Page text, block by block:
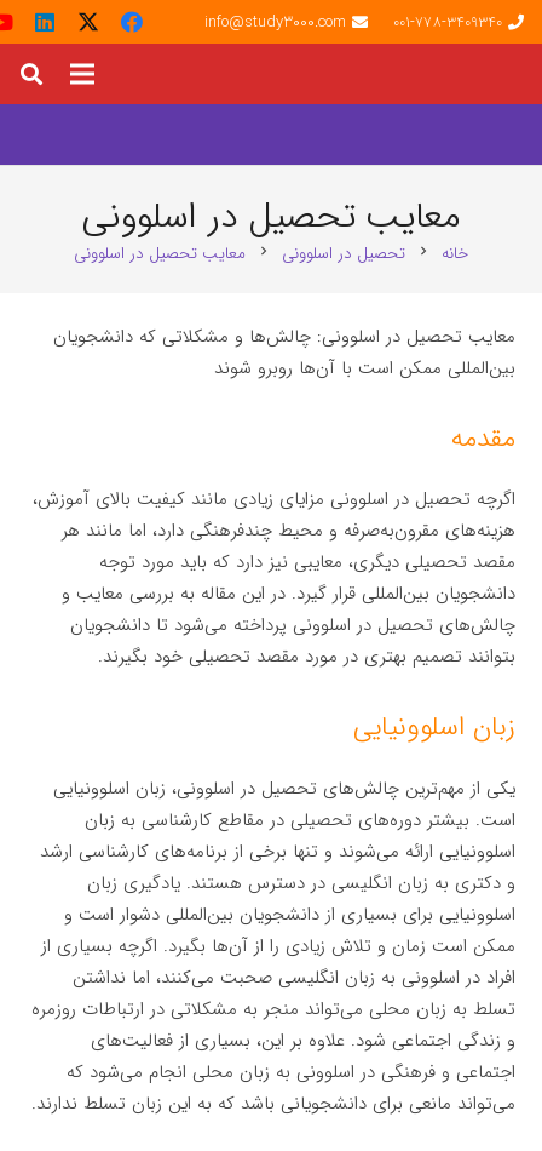
001-778-3409340
info@study3000.com
معایب تحصیل در اسلوونی
خانه chevron_right تحصیل در اسلوونی chevron_right معایب تحصیل در اسلوونی
معایب تحصیل در اسلوونی: چالش‌ها و مشکلاتی که دانشجویان
بین‌المللی ممکن است با آن‌ها روبرو شوند
مقدمه
اگرچه تحصیل در اسلوونی مزایای زیادی مانند کیفیت بالای آموزش،
هزینه‌های مقرون‌به‌صرفه و محیط چندفرهنگی دارد، اما مانند هر
مقصد تحصیلی دیگری، معایبی نیز دارد که باید مورد توجه
دانشجویان بین‌المللی قرار گیرد. در این مقاله به بررسی معایب و
چالش‌های تحصیل در اسلوونی پرداخته می‌شود تا دانشجویان
بتوانند تصمیم بهتری در مورد مقصد تحصیلی خود بگیرند.
زبان اسلوونیایی
یکی از مهم‌ترین چالش‌های تحصیل در اسلوونی، زبان اسلوونیایی
است. بیشتر دوره‌های تحصیلی در مقاطع کارشناسی به زبان
اسلوونیایی ارائه می‌شوند و تنها برخی از برنامه‌های کارشناسی ارشد
و دکتری به زبان انگلیسی در دسترس هستند. یادگیری زبان
اسلوونیایی برای بسیاری از دانشجویان بین‌المللی دشوار است و
ممکن است زمان و تلاش زیادی را از آن‌ها بگیرد. اگرچه بسیاری از
افراد در اسلوونی به زبان انگلیسی صحبت می‌کنند، اما نداشتن
تسلط به زبان محلی می‌تواند منجر به مشکلاتی در ارتباطات روزمره
و زندگی اجتماعی شود. علاوه بر این، بسیاری از فعالیت‌های
اجتماعی و فرهنگی در اسلوونی به زبان محلی انجام می‌شود که
می‌تواند مانعی برای دانشجویانی باشد که به این زبان تسلط ندارند.